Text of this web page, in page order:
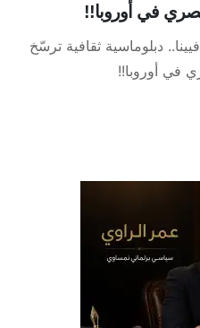
في أوروبا!!
دبلوماسية ثقافية ترسّخ
في أوروبا!!